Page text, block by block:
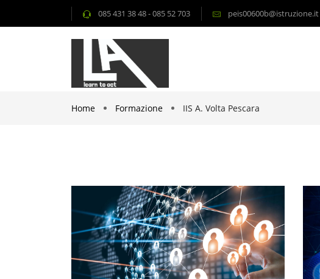
085 431 38 48 - 085 52 703 peis00600b@istruzione.it
Home Formazione IIS A. Volta Pescara